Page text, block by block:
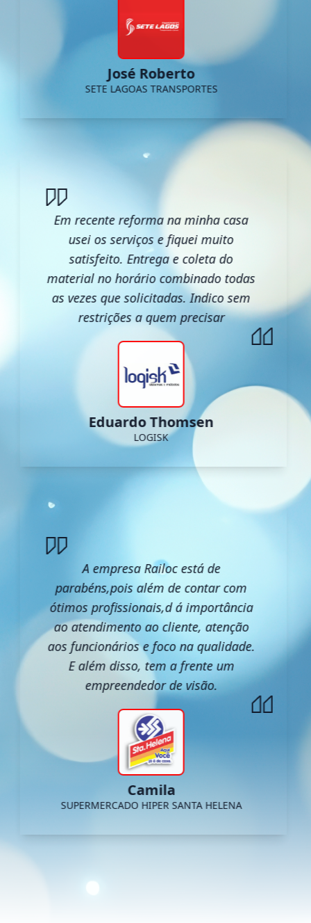
José Roberto
SETE LAGOAS TRANSPORTES
Em recente reforma na minha casa
usei os serviços e fiquei muito
satisfeito. Entrega e coleta do
material no horário combinado todas
as vezes que solicitadas. Indico sem
restrições a quem precisar
Eduardo Thomsen
LOGISK
A empresa Railoc está de
parabéns,pois além de contar com
ótimos profissionais,d á importância
ao atendimento ao cliente, atenção
aos funcionários e foco na qualidade.
E além disso, tem a frente um
empreendedor de visão.
Camila
SUPERMERCADO HIPER SANTA HELENA